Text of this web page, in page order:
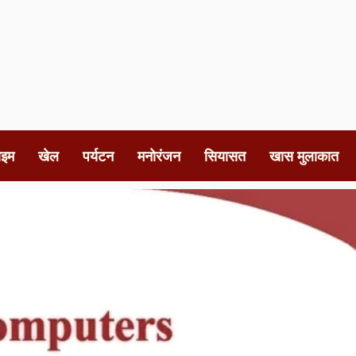
खेल पर्यटन मनोरंजन सियासत खास मुलाकात